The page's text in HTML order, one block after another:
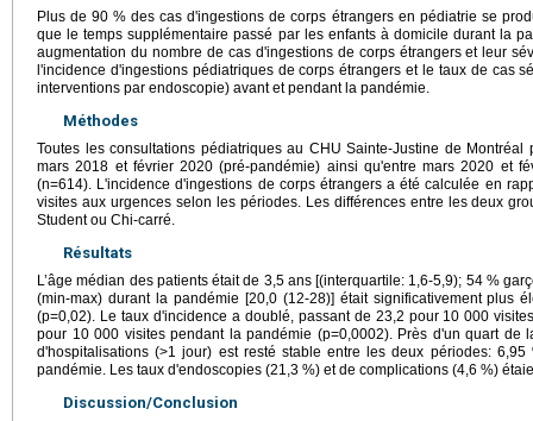
Plus de 90 % des cas d'ingestions de corps étrangers en pédiatrie se
que le temps supplémentaire passé par les enfants à domicile durant la
augmentation du nombre de cas d'ingestions de corps étrangers et leur
l'incidence d'ingestions pédiatriques de corps étrangers et le taux de cas
interventions par endoscopie) avant et pendant la pandémie.
Méthodes
Toutes les consultations pédiatriques au CHU Sainte-Justine de
mars 2018 et février 2020 (pré-pandémie) ainsi qu'entre mars 2020 et
(n=614). L'incidence d'ingestions de corps étrangers a été calculée en
visites aux urgences selon les périodes. Les différences entre les deux
Student ou Chi-carré.
Résultats
L’âge médian des patients était de 3,5 ans [(interquartile: 1,6-5,9); 54 %
(min-max) durant la pandémie [20,0 (12-28)] était significativement plus
(p=0,02). Le taux d'incidence a doublé, passant de 23,2 pour 10 000
pour 10 000 visites pendant la pandémie (p=0,0002). Près d'un quart de
d'hospitalisations (>1 jour) est resté stable entre les deux périodes:
pandémie. Les taux d'endoscopies (21,3 %) et de complications (4,6 %)
Discussion/Conclusion